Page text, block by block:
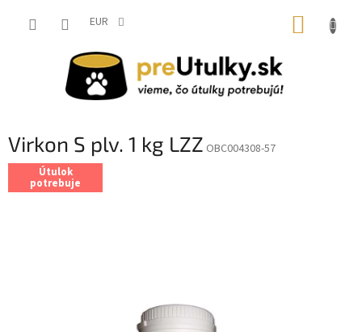
EUR
Virkon S plv. 1 kg LZZ OBC004308-57
Útulok
potrebuje